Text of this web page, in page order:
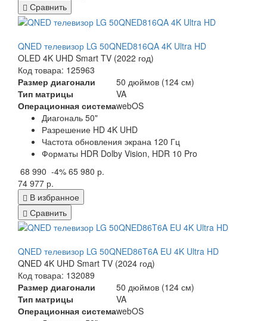
Сравнить
QNED телевизор LG 50QNED816QA 4K Ultra HD
OLED 4K UHD Smart TV (2022 год)
Код товара: 125963
Размер диагонали
50 дюймов (124 см)
Тип матрицы
VA
Операционная системаwebOS
Диагональ 50"
Разрешение HD 4K UHD
Частота обновления экрана 120 Гц
Форматы HDR Dolby Vision, HDR 10 Pro
68 990 -4% 65 980 р.
74 977 р.
В избранное
Сравнить
QNED телевизор LG 50QNED86T6A EU 4K Ultra HD
QNED 4K UHD Smart TV (2024 год)
Код товара: 132089
Размер диагонали
50 дюймов (124 см)
Тип матрицы
VA
Операционная системаwebOS